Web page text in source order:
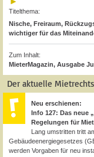
Titelthema:
Nische, Freiraum,
wichtiger für das
Zum Inhalt:
MieterMagazin, Ausgabe
Der aktuelle
Neu erschienen:
Info 127: Das neue
Regelungen für
Lang umstritten tritt
Gebäudeenergiegesetzes
werden Vorgaben für neu